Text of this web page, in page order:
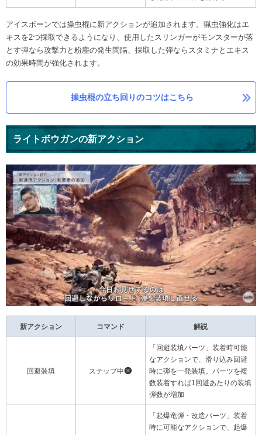
アイスボーンでは操虫棍に新アクションが追加されます。猟虫強化はエ
キスを2つ採取できるようになり、使用したスリンガーがモンスターが落
とす弾なら攻撃力と粉塵の発生間隔、採取した弾ならスタミナとエキス
の効果時間が強化されます。
操虫棍の立ち回りのコツはこちら
ライトボウガンの新アクション
新アクション コマンド 解説
回避装填 ステップ中
「回避装填パーツ」装着時可能
なアクションで、滑り込み回避
時に弾を一発装填。パーツを複
数装着すれば1回避あたりの装填
弾数が増加
「起爆竜弾・改造パーツ」装着
時に可能なアクションで、起爆